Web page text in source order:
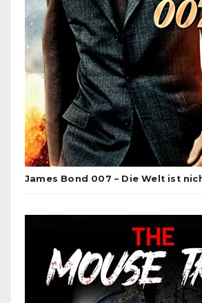
James Bond 007 – Die Welt ist